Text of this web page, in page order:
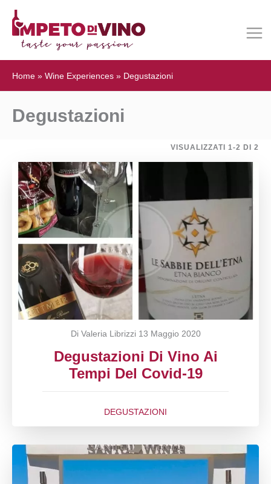
Home » Wine Experiences » Degustazioni
Degustazioni
VISUALIZZATI 1-2 DI 2
Di Valeria Librizzi 13 Maggio 2020
Degustazioni Di Vino Ai
Tempi Del Covid-19
DEGUSTAZIONI